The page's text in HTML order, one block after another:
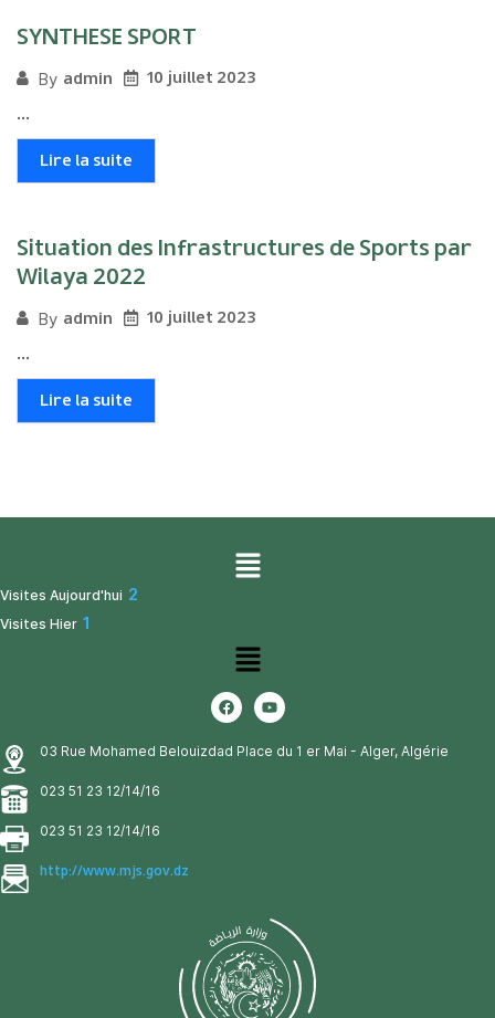
SYNTHESE SPORT
By admin 10 juillet 2023
...
Lire la suite
Situation des Infrastructures de Sports par
Wilaya 2022
By admin 10 juillet 2023
...
Lire la suite
03 Rue Mohamed Belouizdad Place du 1 er Mai - Alger, Algérie
023 51 23 12/14/16
023 51 23 12/14/16
http://www.mjs.gov.dz
Visites Aujourd'hui 2
Visites Hier 1